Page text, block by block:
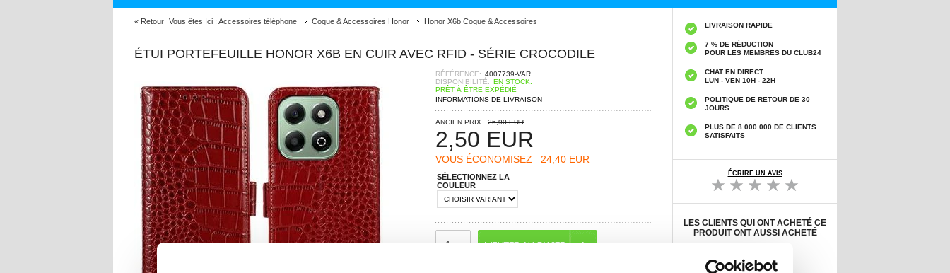
« Retour Vous êtes Ici : Accessoires téléphone Coque & Accessoires Honor Honor X6b Coque & Accessoires
ÉTUI PORTEFEUILLE HONOR X6B EN CUIR AVEC RFID - SÉRIE CROCODILE
RÉFÉRENCE: 4007739-VAR
DISPONIBILITÉ: EN STOCK.
PRÊT À ÊTRE EXPÉDIÉ
INFORMATIONS DE LIVRAISON
ANCIEN PRIX 26,90 EUR
2,50 EUR
VOUS ÉCONOMISEZ 24,40 EUR
SÉLECTIONNEZ LA
COULEUR
LIVRAISON RAPIDE
7 % DE RÉDUCTION
POUR LES MEMBRES DU CLUB24
CHAT EN DIRECT :
LUN - VEN 10H - 22H
POLITIQUE DE RETOUR DE 30
JOURS
PLUS DE 8 000 000 DE CLIENTS
SATISFAITS
ÉCRIRE UN AVIS
LES CLIENTS QUI ONT ACHETÉ CE
PRODUIT ONT AUSSI ACHETÉ
23,00 EUR 11,50 EUR